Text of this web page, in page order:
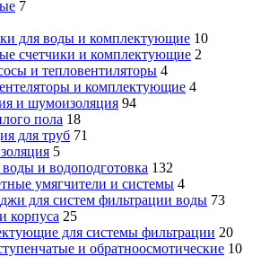
7
для воды и комплектующие 10
счетчики и комплектующие 2
и тепловентиляторы 4
и комплектующие 4
и шумоизоляция 94
пола 18
для труб 71
5
и водоподготовка 132
умягчители и системы 4
для систем фильтрации воды 73
корпуса 25
для системы фильтрации 20
и обратноосмотические 10